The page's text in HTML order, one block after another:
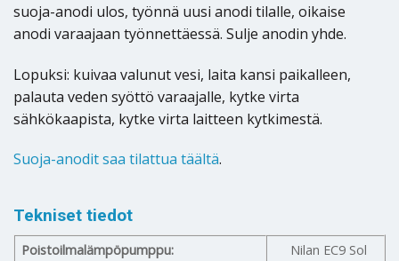
suoja-anodi ulos, työnnä uusi anodi tilalle, oikaise
anodi varaajaan työnnettäessä. Sulje anodin yhde.
Lopuksi: kuivaa valunut vesi, laita kansi paikalleen,
palauta veden syöttö varaajalle, kytke virta
sähkökaapista, kytke virta laitteen kytkimestä.
Suoja-anodit saa tilattua täältä.
Tekniset tiedot
Poistoilmalämpöpumppu:
Nilan EC9 Sol